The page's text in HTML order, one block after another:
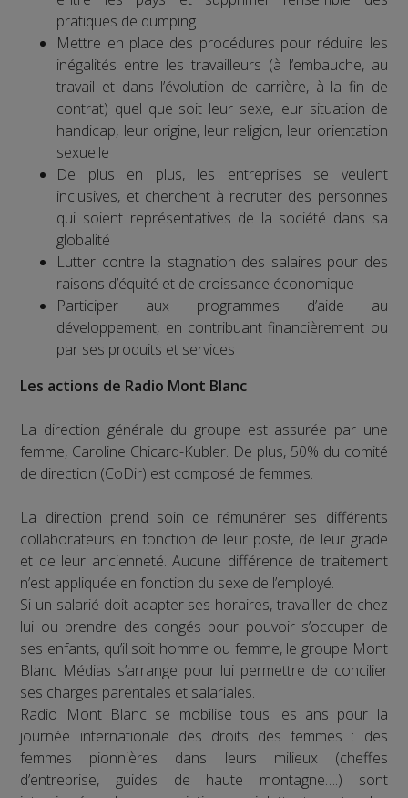
pratiques de dumping
Mettre en place des procédures pour réduire les
inégalités entre les travailleurs (à l’embauche, au
travail et dans l’évolution de carrière, à la fin de
contrat) quel que soit leur sexe, leur situation de
handicap, leur origine, leur religion, leur orientation
sexuelle
De plus en plus, les entreprises se veulent
inclusives, et cherchent à recruter des personnes
qui soient représentatives de la société dans sa
globalité
Lutter contre la stagnation des salaires pour des
raisons d’équité et de croissance économique
Participer aux programmes d’aide au
développement, en contribuant financièrement ou
par ses produits et services
Les actions de Radio Mont Blanc
La direction générale du groupe est assurée par une
femme, Caroline Chicard-Kubler. De plus, 50% du comité
de direction (CoDir) est composé de femmes.
La direction prend soin de rémunérer ses différents
collaborateurs en fonction de leur poste, de leur grade
et de leur ancienneté. Aucune différence de traitement
n’est appliquée en fonction du sexe de l’employé.
Si un salarié doit adapter ses horaires, travailler de chez
lui ou prendre des congés pour pouvoir s’occuper de
ses enfants, qu’il soit homme ou femme, le groupe Mont
Blanc Médias s’arrange pour lui permettre de concilier
ses charges parentales et salariales.
Radio Mont Blanc se mobilise tous les ans pour la
journée internationale des droits des femmes : des
femmes pionnières dans leurs milieux (cheffes
d’entreprise, guides de haute montagne….) sont